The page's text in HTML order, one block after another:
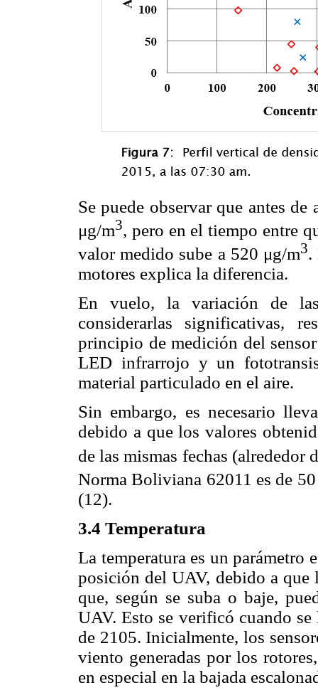
Se puede observar que antes
μg/m3, pero en el tiempo entre
valor medido sube a 520 μg/m3.
motores explica la diferencia.
En vuelo, la variación de
considerarlas significativas,
principio de medición del
LED infrarrojo y un
material particulado en el aire.
Sin embargo, es necesario
debido a que los valores
de las mismas fechas (alrededor
Norma Boliviana 62011 es de
(12).
3.4 Temperatura
La temperatura es un parámetro
posición del UAV, debido a que
que, según se suba o baje,
UAV. Esto se verificó cuando
de 2105. Inicialmente, los
viento generadas por los
en especial en la bajada